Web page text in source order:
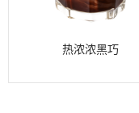
热浓浓黑巧